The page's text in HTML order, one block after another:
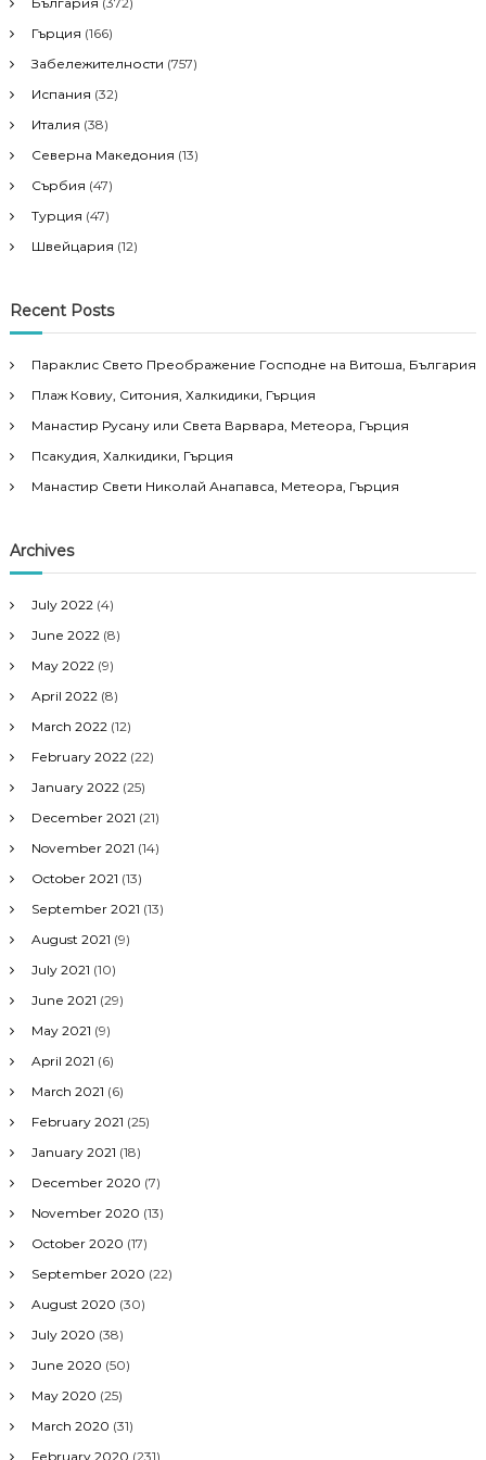
Гърция (166)
Забележителности (757)
Испания (32)
Италия (38)
Северна Македония (13)
Сърбия (47)
Турция (47)
Швейцария (12)
Recent Posts
Параклис Свето Преображение Господне на Витоша, България
Плаж Ковиу, Ситония, Халкидики, Гърция
Манастир Русану или Света Варвара, Метеора, Гърция
Псакудия, Халкидики, Гърция
Манастир Свети Николай Анапавса, Метеора, Гърция
Archives
July 2022 (4)
June 2022 (8)
May 2022 (9)
April 2022 (8)
March 2022 (12)
February 2022 (22)
January 2022 (25)
December 2021 (21)
November 2021 (14)
October 2021 (13)
September 2021 (13)
August 2021 (9)
July 2021 (10)
June 2021 (29)
May 2021 (9)
April 2021 (6)
March 2021 (6)
February 2021 (25)
January 2021 (18)
December 2020 (7)
November 2020 (13)
October 2020 (17)
September 2020 (22)
August 2020 (30)
July 2020 (38)
June 2020 (50)
May 2020 (25)
March 2020 (31)
February 2020 (231)